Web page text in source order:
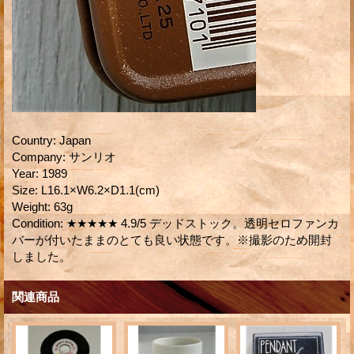
Country: Japan
Company: サンリオ
Year: 1989
Size: L16.1×W6.2×D1.1(cm)
Weight: 63g
Condition: ★★★★★ 4.9/5 デッドストック。透明セロファンカ
バーが付いたままのとても良い状態です。※撮影のため開封
しました。
関連商品